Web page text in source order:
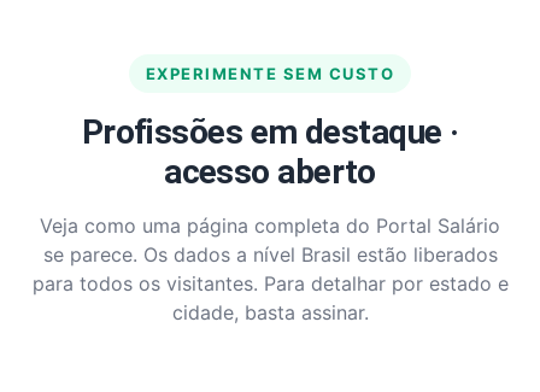
EXPERIMENTE SEM CUSTO
Profissões em destaque ·
acesso aberto
Veja como uma página completa do Portal Salário
se parece. Os dados a nível Brasil estão liberados
para todos os visitantes. Para detalhar por estado e
cidade, basta assinar.